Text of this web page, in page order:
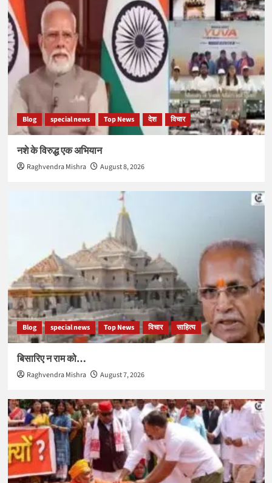
Blog special news Top News देश विचार
नशे के विरुद्ध एक अभियान
Raghvendra Mishra August 8, 2026
Blog special news Top News विचार साहित्य
बिसारिए न राम को…
Raghvendra Mishra August 7, 2026